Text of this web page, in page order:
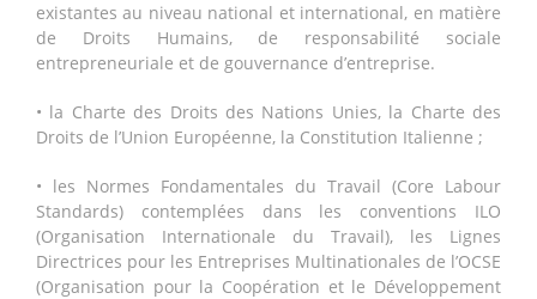
existantes au niveau national et international, en matière
de Droits Humains, de responsabilité sociale
entrepreneuriale et de gouvernance d’entreprise.
• la Charte des Droits des Nations Unies, la Charte des
Droits de l’Union Européenne, la Constitution Italienne ;
• les Normes Fondamentales du Travail (Core Labour
Standards) contemplées dans les conventions ILO
(Organisation Internationale du Travail), les Lignes
Directrices pour les Entreprises Multinationales de l’OCSE
(Organisation pour la Coopération et le Développement